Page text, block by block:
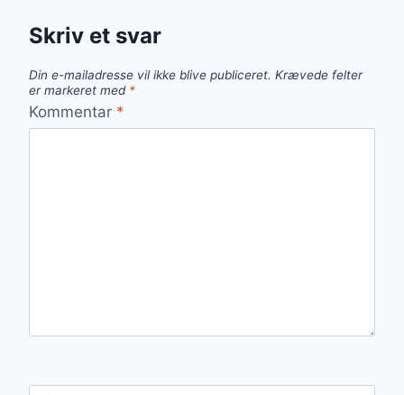
Skriv et svar
Din e-mailadresse vil ikke blive publiceret. Krævede felter
er markeret med *
Kommentar *